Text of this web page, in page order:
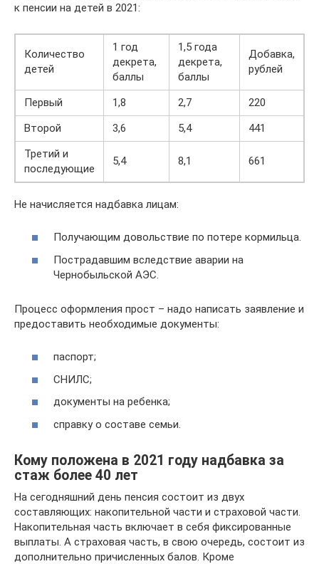
к пенсии на детей в 2021:
Количество
детей
1 год
декрета,
баллы
1,5 года
декрета,
баллы
Добавка,
рублей
Первый 1,8 2,7
220
Второй
3,6 5,4
441
Третий и
последующие
5,4 8,1 661
Не начисляется надбавка лицам:
Получающим довольствие по потере кормильца.
Пострадавшим вследствие аварии на
Чернобыльской АЭС.
Процесс оформления прост – надо написать заявление и
предоставить необходимые документы:
паспорт;
СНИЛС;
документы на ребенка;
справку о составе семьи.
Кому положена в 2021 году надбавка за
стаж более 40 лет
На сегодняшний день пенсия состоит из двух
составляющих: накопительной части и страховой части.
Накопительная часть включает в себя фиксированные
выплаты. А страховая часть, в свою очередь, состоит из
дополнительно причисленных балов. Кроме